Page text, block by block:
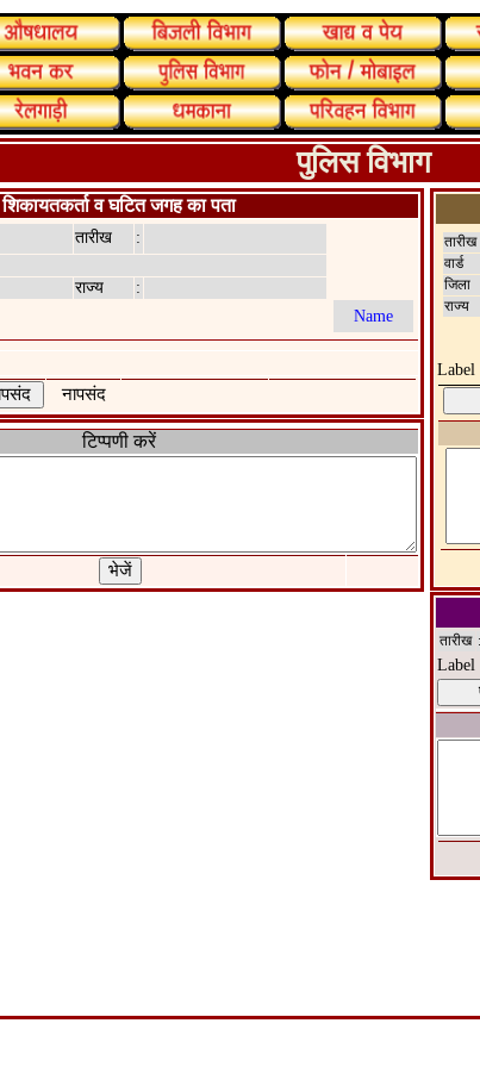
पुलिस विभाग
शिकायतकर्ता व घटित जगह का पता
तारीख
:
राज्य :
नापसंद
टिप्पणी करें
तारीख
वार्ड
जिला
राज्य
Label
तारीख :
Label